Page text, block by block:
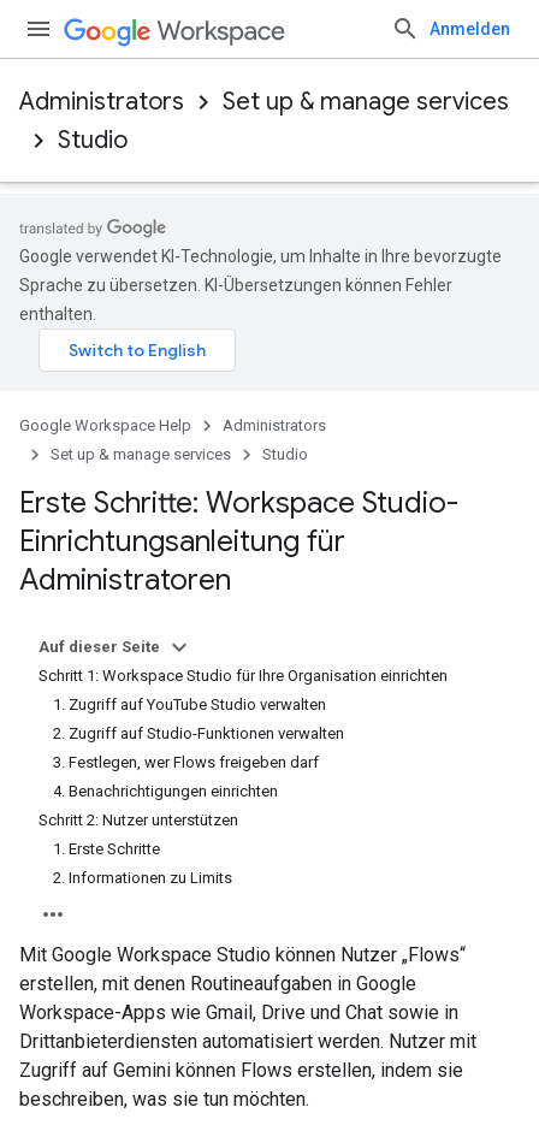
Anmelden
Administrators
Set up & manage services
Studio
Google verwendet KI-Technologie, um Inhalte in Ihre bevorzugte
Sprache zu übersetzen. KI-Übersetzungen können Fehler
enthalten.
Google Workspace Help
Administrators
Set up & manage services
Studio
Erste Schritte: Workspace Studio-
Einrichtungsanleitung für
Administratoren
Auf dieser Seite
Schritt 1: Workspace Studio für Ihre Organisation einrichten
1. Zugriff auf YouTube Studio verwalten
2. Zugriff auf Studio-Funktionen verwalten
3. Festlegen, wer Flows freigeben darf
4. Benachrichtigungen einrichten
Schritt 2: Nutzer unterstützen
1. Erste Schritte
2. Informationen zu Limits
Mit Google Workspace Studio können Nutzer „Flows“
erstellen, mit denen Routineaufgaben in Google
Workspace-Apps wie Gmail, Drive und Chat sowie in
Drittanbieterdiensten automatisiert werden. Nutzer mit
Zugriff auf Gemini können Flows erstellen, indem sie
beschreiben, was sie tun möchten.